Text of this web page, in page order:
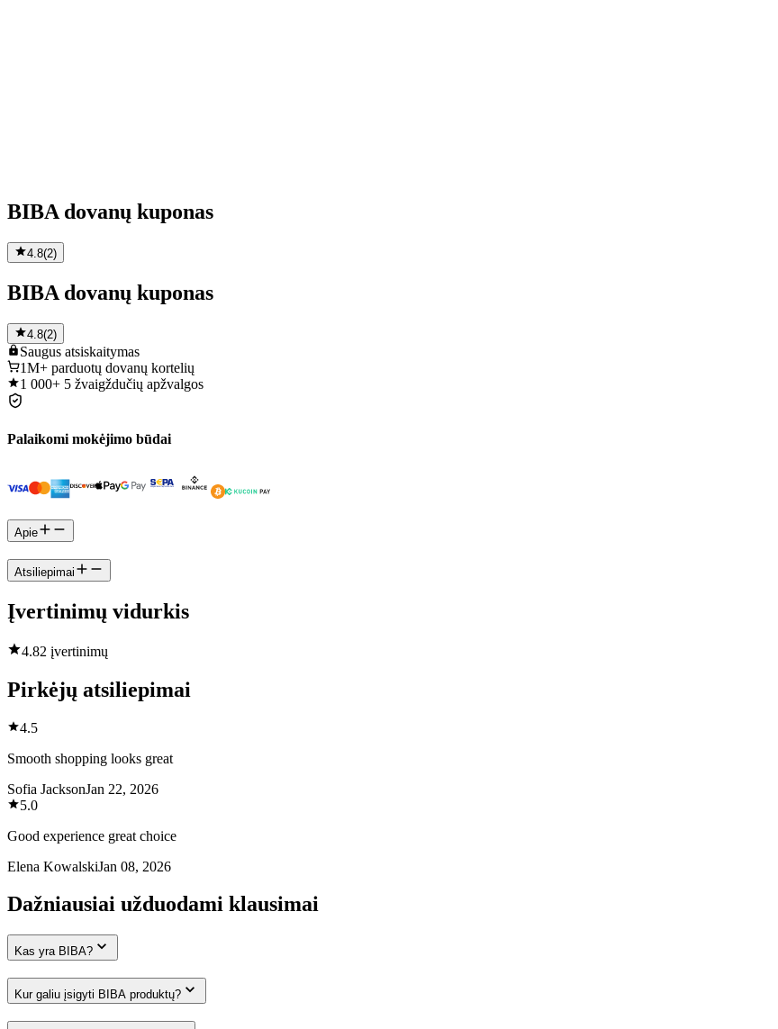
BIBA dovanų kuponas
4.8(2)
BIBA dovanų kuponas
4.8(2)
Saugus atsiskaitymas
1M+ parduotų dovanų kortelių
1 000+ 5 žvaigždučių apžvalgos
Palaikomi mokėjimo būdai
Apie
Atsiliepimai
Įvertinimų vidurkis
4.82 įvertinimų
Pirkėjų atsiliepimai
4.5
Smooth shopping looks great
Sofia JacksonJan 22, 2026
5.0
Good experience great choice
Elena KowalskiJan 08, 2026
Dažniausiai užduodami klausimai
Kas yra BIBA?
Kur galiu įsigyti BIBA produktų?